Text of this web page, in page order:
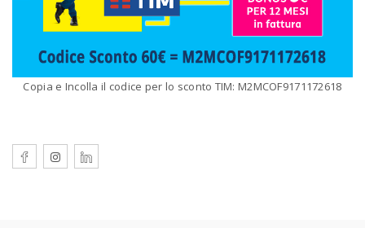
Copia e Incolla il codice per lo sconto TIM: M2MCOF9171172618